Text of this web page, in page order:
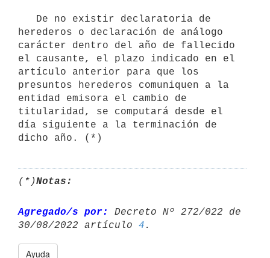
herederos o declaración de análogo
carácter dentro del año de fallecido
el causante, el plazo indicado en el
artículo anterior para que los
presuntos herederos comuniquen a la
entidad emisora el cambio de
titularidad, se computará desde el
día siguiente a la terminación de
dicho año. (*)
(*)Notas:
Agregado/s por:
Decreto Nº 272/022 de
30/08/2022 artículo 4
Ayuda